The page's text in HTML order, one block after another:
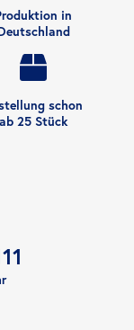
in
schon
ab 25 Stück